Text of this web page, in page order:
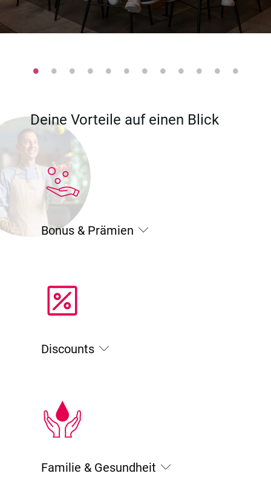
Deine Vorteile auf einen Blick
Bonus & Prämien
Discounts
Familie & Gesundheit